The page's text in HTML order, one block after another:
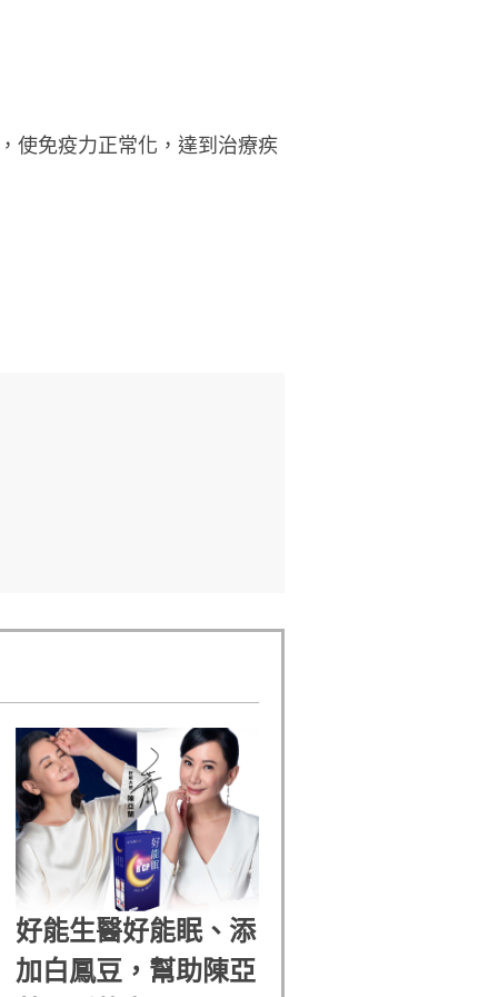
使免疫力正常化，達到治療疾
好能生醫好能眠、添
加白鳳豆，幫助陳亞